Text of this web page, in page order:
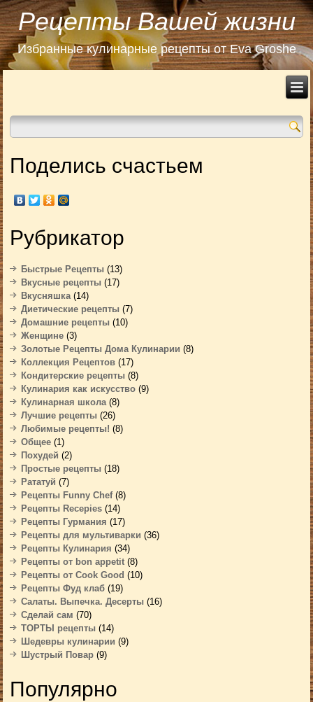
Рецепты Вашей жизни
Избранные кулинарные рецепты от Eva Groshe
Поделись счастьем
Рубрикатор
Быстрые Рецепты (13)
Вкусные рецепты (17)
Вкусняшка(14)
Диетические рецепты (7)
Домашние рецепты (10)
Женщине (3)
Золотые Рецепты Дома Кулинарии (8)
Коллекция Рецептов (17)
Кондитерские рецепты (8)
Кулинария как искусство (9)
Кулинарная школа(8)
Лучшие рецепты (26)
Любимые рецепты! (8)
Общее (1)
Похудей (2)
Простые рецепты (18)
Рататуй (7)
Рецепты Funny Chef(8)
Рецепты Recepies (14)
Рецепты Гурмания (17)
Рецепты для мультиварки (36)
Рецепты Кулинария (34)
Рецепты от bon appetit (8)
Рецепты от Cook Good (10)
Рецепты Фуд клаб (19)
Салаты. Выпечка. Десерты (16)
Сделай сам (70)
ТОРТЫ рецепты (14)
Шедевры кулинарии (9)
Шустрый Повар (9)
Популярно